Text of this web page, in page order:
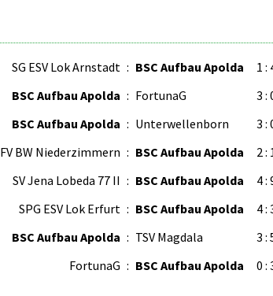
SG ESV Lok Arnstadt : BSC Aufbau Apolda 1 :
BSC Aufbau Apolda : FortunaG 3 :
BSC Aufbau Apolda : Unterwellenborn 3 :
FV BW Niederzimmern : BSC Aufbau Apolda 2 :
SV Jena Lobeda 77 II : BSC Aufbau Apolda 4 :
SPG ESV Lok Erfurt : BSC Aufbau Apolda 4 :
BSC Aufbau Apolda : TSV Magdala 3 :
FortunaG : BSC Aufbau Apolda 0 :